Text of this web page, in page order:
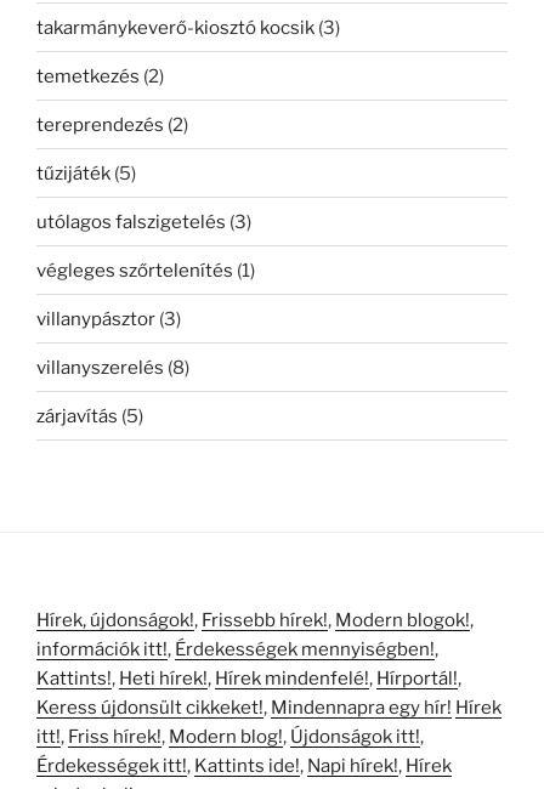
takarmánykeverő-kiosztó kocsik (3)
temetkezés (2)
tereprendezés (2)
tűzijáték (5)
utólagos falszigetelés (3)
végleges szőrtelenítés (1)
villanypásztor (3)
villanyszerelés (8)
zárjavítás (5)
Hírek, újdonságok!, Frissebb hírek!, Modern blogok!,
információk itt!, Érdekességek mennyiségben!,
Kattints!, Heti hírek!, Hírek mindenfelé!, Hírportál!,
Keress újdonsült cikkeket!, Mindennapra egy hír! Hírek
itt!, Friss hírek!, Modern blog!, Újdonságok itt!,
Érdekességek itt!, Kattints ide!, Napi hírek!, Hírek